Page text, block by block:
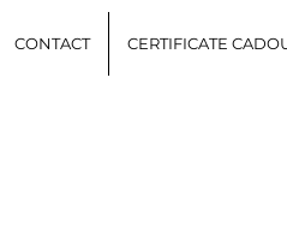
CONTACT CERTIFICATE